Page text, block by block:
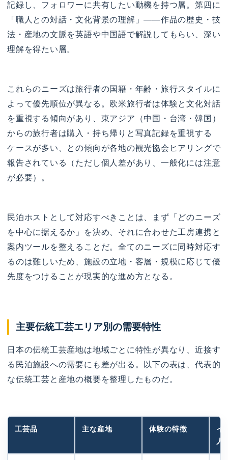
記録し、フォロワーに共有したい動機を持つ層。第四に
「職人との対話・文化背景の理解」——作品の歴史・技
法・産地の文脈を英語や中国語で解説してもらい、深い
理解を得たい層。
これらのニーズは旅行者の国籍・年齢・旅行スタイルに
よって優先順位が異なる。欧米旅行者は体験と文化対話
を重視する傾向があり、東アジア（中国・台湾・韓国）
からの旅行者は購入・持ち帰りと写真記録を重視する
ケースが多い、との傾向が各地の観光協会ヒアリングで
報告されている（ただし個人差があり、一般化には注意
が必要）。
民泊ホストとして対応すべきことは、まず「どのニーズ
を中心に据えるか」を決め、それに合わせた工房連携と
案内ツールを整えることだ。全てのニーズに同時対応す
るのは難しいため、施設の立地・客層・規模に応じて優
先度をつけることが現実的な進め方となる。
主要伝統工芸エリア別の需要特性
日本の伝統工芸産地は地域ごとに特性が異なり、近接す
る民泊施設への需要にも差が出る。以下の表は、代表的
な伝統工芸と産地の概要を整理したものだ。
工芸品 主な産地 体験の特徴
イ
人